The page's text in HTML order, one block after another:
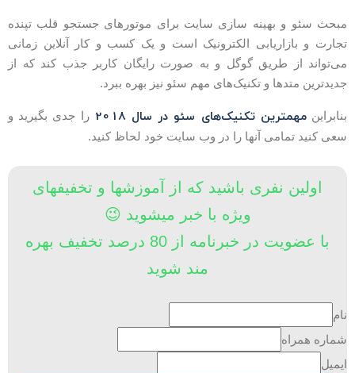
سئو و بهینه سازی سایت برای موتورهای جستجو قلب تپنده
و بازاریابی الکترونیک است و یک کسب و کار آنلاین زمانی
از طریق گوگل و به صورت رایگان کاربر جذب کند که از
متدها و تکنیک‌های مهم سئو نیز بهره ببرد.
مهمترین تکنیک‌های سئو در سال 2018
را جدی بگیرید و
کنید تمامی آنها را در وب سایت خود لحاظ کنید.
اولین نفری باشید که از آموزشها و تخفیفهای
ویژه با خبر میشوید 😉
با عضویت در خبرنامه از 80 درصد تخفیف بهره
مند شوید
همراه